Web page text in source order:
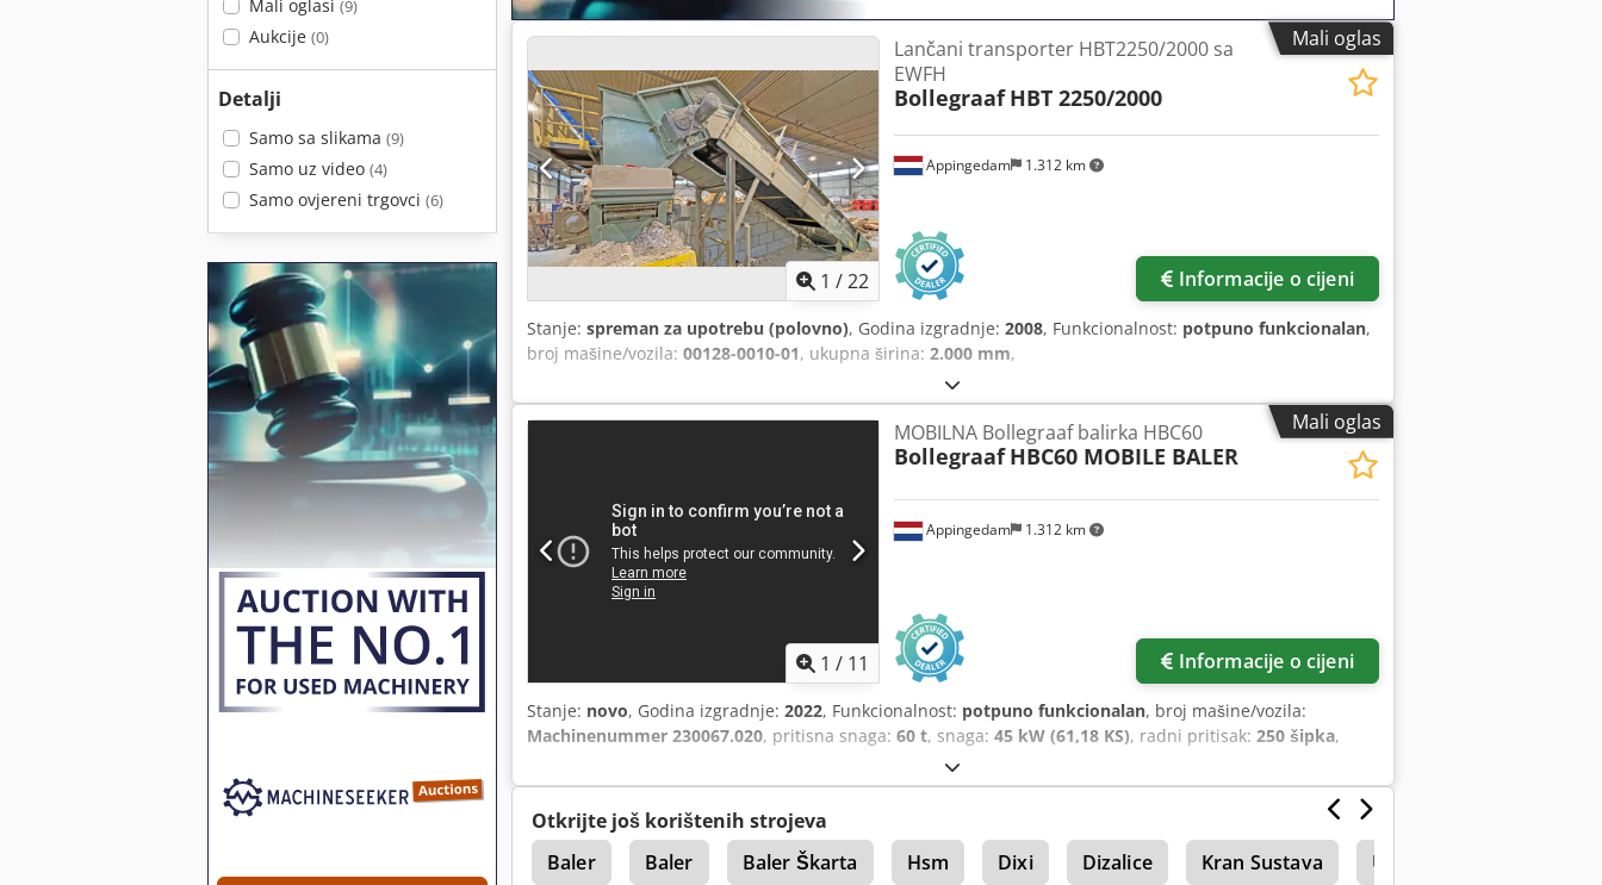
Mali oglasi (9)
Aukcije (0)
Detalji
Samo sa slikama (9)
Samo uz video (4)
Samo ovjereni trgovci (6)
Mali oglas
1 /22
Appingedam 1.312 km
Lančani transporter HBT2250/2000 sa
EWFH
Bollegraaf HBT 2250/2000
Informacije o cijeni
Stanje: spreman za upotrebu (polovno), Godina izgradnje: 2008, Funkcionalnost: potpuno funkcionalan,
broj mašine/vozila: 00128-0010-01, ukupna širina: 2.000 mm,
Mali oglas
1 / 11
Appingedam 1.312 km
MOBILNA Bollegraaf balirka HBC60
Bollegraaf HBC60 MOBILE BALER
Informacije o cijeni
Stanje: novo, Godina izgradnje: 2022, Funkcionalnost: potpuno funkcionalan, broj mašine/vozila:
Machinenummer 230067.020, pritisna snaga: 60 t, snaga: 45 kW (61,18 KS), radni pritisak: 250 šipka,
Otkrijte još korištenih strojeva
Baler
Baler Baler Škarta Hsm Dixi Dizalice Kran Sustava Utovara Kran